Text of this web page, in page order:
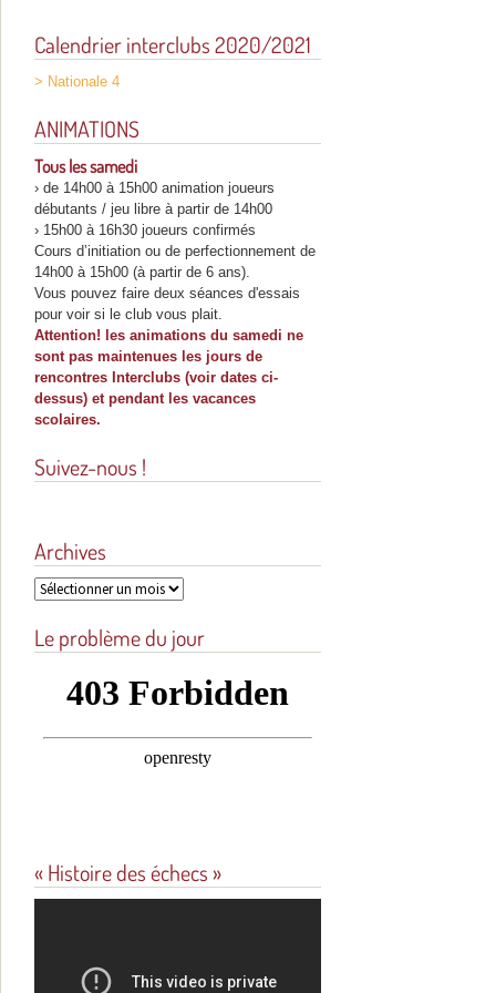
Calendrier interclubs 2020/2021
> Nationale 4
ANIMATIONS
Tous les samedi
› de 14h00 à 15h00 animation joueurs
débutants / jeu libre à partir de 14h00
› 15h00 à 16h30 joueurs confirmés
Cours d’initiation ou de perfectionnement de
14h00 à 15h00 (à partir de 6 ans).
Vous pouvez faire deux séances d'essais
pour voir si le club vous plait.
Attention! les animations du samedi ne
sont pas maintenues les jours de
rencontres Interclubs (voir dates ci-
dessus) et pendant les vacances
scolaires.
Suivez-nous !
Archives
Archives
Le problème du jour
« Histoire des échecs »